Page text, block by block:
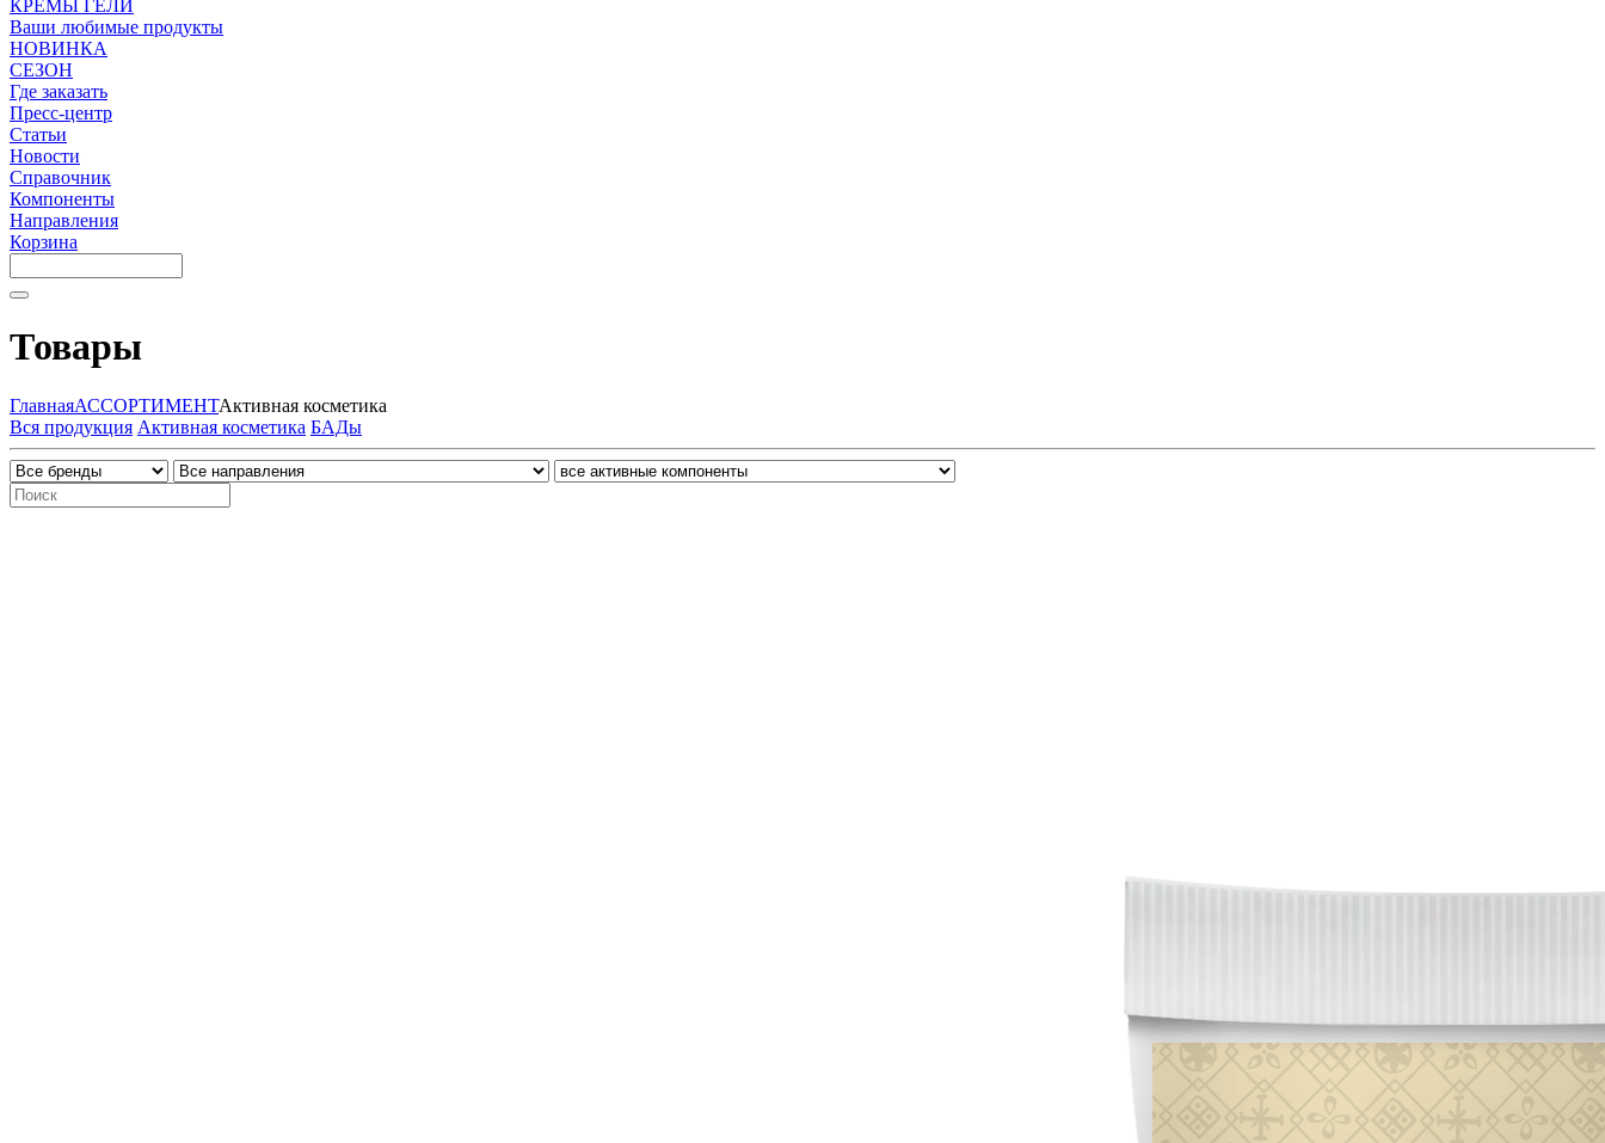
КРЕМЫ ГЕЛИ
Ваши любимые продукты
НОВИНКА
СЕЗОН
Где заказать
Пресс-центр
Статьи
Новости
Справочник
Компоненты
Направления
Корзина
Товары
ГлавнаяАССОРТИМЕНТАктивная косметика
Вся продукция Активная косметика БАДы